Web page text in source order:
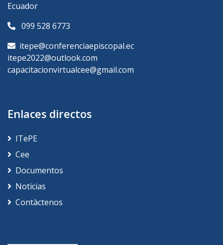
Ecuador
099 528 6773
itepe@conferenciaepiscopal.ec
itepe2022@outlook.com
capacitacionvirtualcee@gmail.com
Enlaces directos
ITePE
Cee
Documentos
Noticias
Contàctenos